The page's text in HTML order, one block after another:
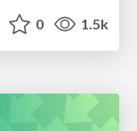
0 1.5k